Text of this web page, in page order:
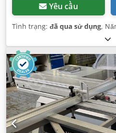
Yêu cầu
Tình trạng: đã qua sử dụng,